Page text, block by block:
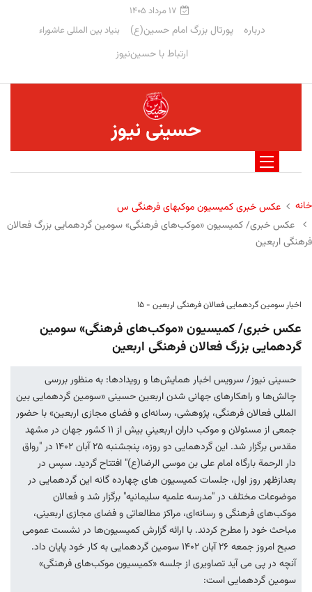
۱۷ مرداد ۱۴۰۵
درباره پورتال بزرگ امام حسین(ع) بنیاد بین المللی عاشوراء
ارتباط با حسین‌نیوز
حسینی نیوز
خانه
عکس خبری کمیسیون موکبهای فرهنگی س
عکس خبری/ کمیسیون «موکب‌های فرهنگی» سومین گردهمایی بزرگ فعالان
فرهنگی اربعین
اخبار سومین گردهمایی فعالان فرهنگی اربعین - ۱۵
عکس خبری/ کمیسیون «موکب‌های فرهنگی» سومین
گردهمایی بزرگ فعالان فرهنگی اربعین
حسینی نیوز/ سرویس اخبار همایش‌ها و رویدادها: به منظور بررسی
چالش‌ها و راهکارهای جهانی شدن اربعین حسینی «سومین گردهمایی بین
المللی فعالان فرهنگی، پژوهشی، رسانه‌ای و فضای مجازی اربعین» با حضور
جمعی از مسئولان و موکب داران اربعینیِ بیش از ۱۱ کشور جهان در مشهد
مقدس برگزار شد. این گردهمایی دو روزه، پنجشنبه ۲۵ آبان ۱۴۰۲ در "رواق
دار الرحمة بارگاه امام علی بن موسی الرضا(ع)" افتتاح گردید. سپس در
بعدازظهر روز اول، جلسات کمیسیون های چهارده گانه این گردهمایی در
موضوعات مختلف در "مدرسه علمیه سلیمانیه" برگزار شد و فعالان
موکب‌های فرهنگی و رسانه‌ای، مراکز مطالعاتی و فضای مجازی اربعینی،
مباحث خود را مطرح کردند. با ارائه گزارش کمیسیون‌ها در نشست عمومی
صبح امروز جمعه ۲۶ آبان ۱۴۰۲ سومین گردهمایی به کار خود پایان داد.
آنچه در پی می آید تصاویری از جلسه «کمیسیون موکب‌های فرهنگی»
سومین گردهمایی است: